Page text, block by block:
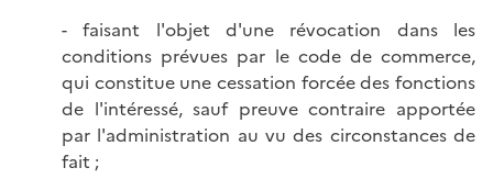
- faisant l'objet d'une révocation dans les
conditions prévues par le code de commerce,
qui constitue une cessation forcée des fonctions
de l'intéressé, sauf preuve contraire apportée
par l'administration au vu des circonstances de
fait ;